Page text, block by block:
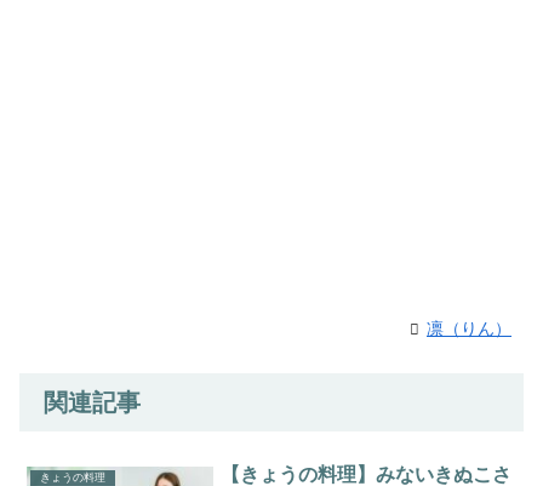
凛（りん）
関連記事
きょうの料理
【きょうの料理】みないきぬこさ